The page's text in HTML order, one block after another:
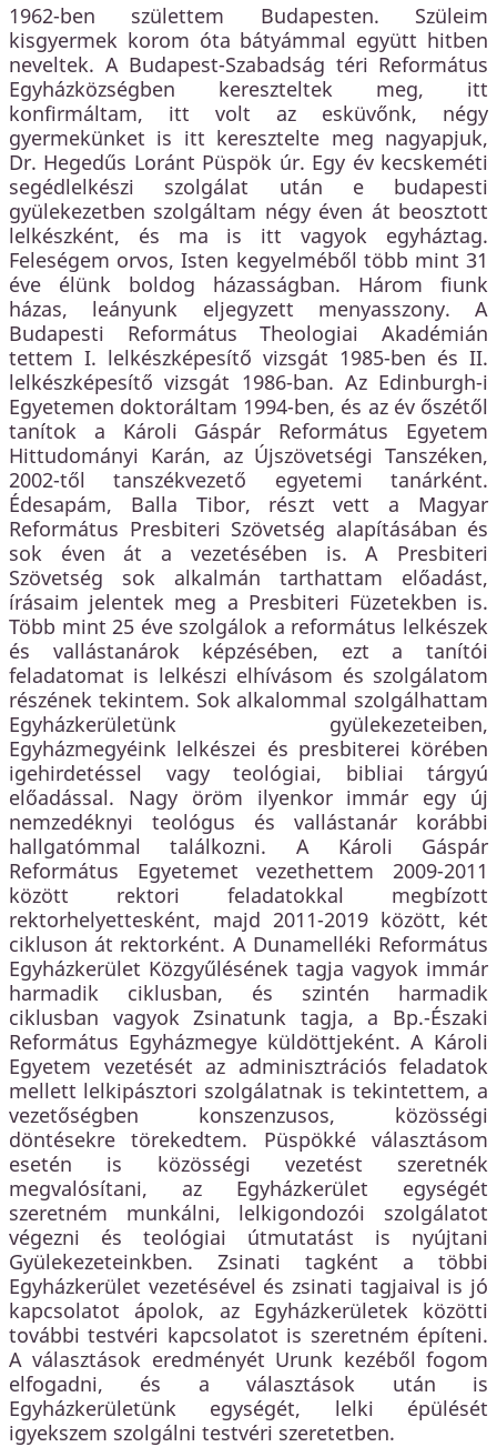
1962-ben születtem Budapesten. Szüleim
kisgyermek korom óta bátyámmal együtt hitben
neveltek. A Budapest-Szabadság téri Református
Egyházközségben kereszteltek meg, itt
konfirmáltam, itt volt az esküvőnk, négy
gyermekünket is itt keresztelte meg nagyapjuk,
Dr. Hegedűs Loránt Püspök úr. Egy év kecskeméti
segédlelkészi szolgálat után e budapesti
gyülekezetben szolgáltam négy éven át beosztott
lelkészként, és ma is itt vagyok egyháztag.
Feleségem orvos, Isten kegyelméből több mint 31
éve élünk boldog házasságban. Három fiunk
házas, leányunk eljegyzett menyasszony. A
Budapesti Református Theologiai Akadémián
tettem I. lelkészképesítő vizsgát 1985-ben és II.
lelkészképesítő vizsgát 1986-ban. Az Edinburgh-i
Egyetemen doktoráltam 1994-ben, és az év őszétől
tanítok a Károli Gáspár Református Egyetem
Hittudományi Karán, az Újszövetségi Tanszéken,
2002-től tanszékvezető egyetemi tanárként.
Édesapám, Balla Tibor, részt vett a Magyar
Református Presbiteri Szövetség alapításában és
sok éven át a vezetésében is. A Presbiteri
Szövetség sok alkalmán tarthattam előadást,
írásaim jelentek meg a Presbiteri Füzetekben is.
Több mint 25 éve szolgálok a református lelkészek
és vallástanárok képzésében, ezt a tanítói
feladatomat is lelkészi elhívásom és szolgálatom
részének tekintem. Sok alkalommal szolgálhattam
Egyházkerületünk gyülekezeteiben,
Egyházmegyéink lelkészei és presbiterei körében
igehirdetéssel vagy teológiai, bibliai tárgyú
előadással. Nagy öröm ilyenkor immár egy új
nemzedéknyi teológus és vallástanár korábbi
hallgatómmal találkozni. A Károli Gáspár
Református Egyetemet vezethettem 2009-2011
között rektori feladatokkal megbízott
rektorhelyettesként, majd 2011-2019 között, két
cikluson át rektorként. A Dunamelléki Református
Egyházkerület Közgyűlésének tagja vagyok immár
harmadik ciklusban, és szintén harmadik
ciklusban vagyok Zsinatunk tagja, a Bp.-Északi
Református Egyházmegye küldöttjeként. A Károli
Egyetem vezetését az adminisztrációs feladatok
mellett lelkipásztori szolgálatnak is tekintettem, a
vezetőségben konszenzusos, közösségi
döntésekre törekedtem. Püspökké választásom
esetén is közösségi vezetést szeretnék
megvalósítani, az Egyházkerület egységét
szeretném munkálni, lelkigondozói szolgálatot
végezni és teológiai útmutatást is nyújtani
Gyülekezeteinkben. Zsinati tagként a többi
Egyházkerület vezetésével és zsinati tagjaival is jó
kapcsolatot ápolok, az Egyházkerületek közötti
további testvéri kapcsolatot is szeretném építeni.
A választások eredményét Urunk kezéből fogom
elfogadni, és a választások után is
Egyházkerületünk egységét, lelki épülését
igyekszem szolgálni testvéri szeretetben.